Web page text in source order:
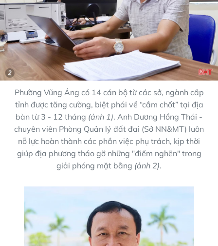
Phường Vũng Áng có 14 cán bộ từ các sở, ngành cấp
tỉnh được tăng cường, biệt phái về “cắm chốt” tại địa
bàn từ 3 - 12 tháng (ảnh 1). Anh Dương Hồng Thái -
chuyên viên Phòng Quản lý đất đai (Sở NN&MT) luôn
nỗ lực hoàn thành các phần việc phụ trách, kịp thời
giúp địa phương tháo gỡ những "điểm nghẽn" trong
giải phóng mặt bằng (ảnh 2).